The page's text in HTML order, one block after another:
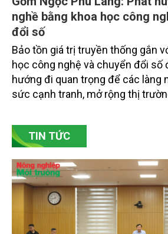
Gốm Ngọc Phù Lãng: Phát
nghề bằng khoa học công
đổi số
Bảo tồn giá trị truyền thống gắn
học công nghệ và chuyển đổi số
hướng đi quan trọng để các làng
bền vững. Tại làng gốm Phù Lãng,
Bắc Ninh, nhiều nghệ nhân và cơ
chủ động đổi mới tư duy, đầu tư
dựng thương hiệu trên nền tảng
TIN TỨC